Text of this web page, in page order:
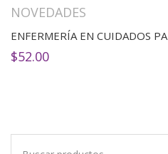
NOVEDADES
$52.00